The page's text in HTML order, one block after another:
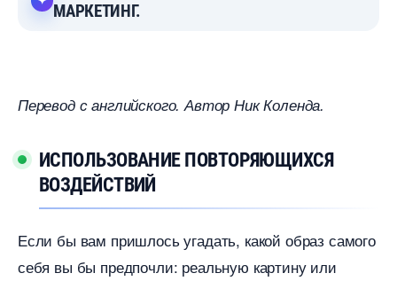
МАРКЕТИНГ.
Перевод с английского. Автор Ник Коленда.
ИСПОЛЬЗОВАНИЕ ПОВТОРЯЮЩИХСЯ
ОЗДЕЙСТВИЙ
Если бы вам пришлось угадать, какой образ самого
себя вы бы предпочли: реальную картину или